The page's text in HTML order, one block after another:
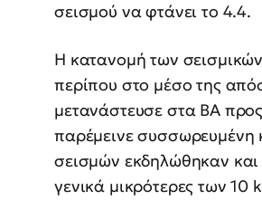
σεισμού να φτάνει το 4.4.
Η κατανομή των
περίπου στο μέσο της
μετανάστευσε στα ΒΑ
παρέμεινε συσσωρευμένη
σεισμών εκδηλώθηκαν και
γενικά μικρότερες των